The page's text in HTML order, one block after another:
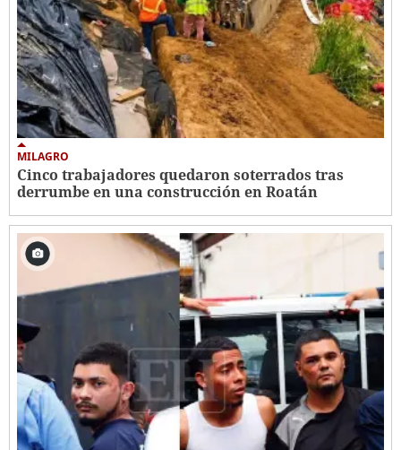
MILAGRO
Cinco trabajadores quedaron soterrados tras
derrumbe en una construcción en Roatán